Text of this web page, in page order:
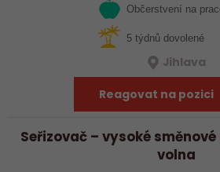
Občerstvení na
5 týdnů dovolené
Jihlava
Reagovat na pozici
Seřizovač – vysoké
volna